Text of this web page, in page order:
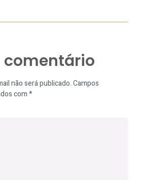
comentário
não será publicado.Campos
com*